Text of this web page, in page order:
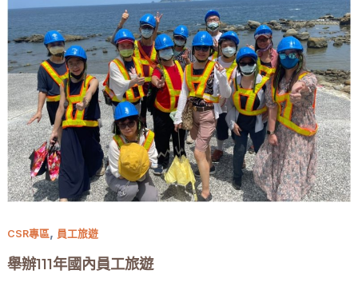
CSR專區, 員工旅遊
舉辦111年國內員工旅遊